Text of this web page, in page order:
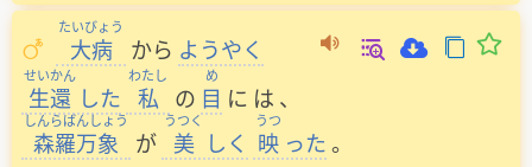
たいびょう
大病 から ようやく
せいかん
生還 した
わたし
私 の
め
目 に は 、
しんらばんしょう
森羅万象 が
うつく
美 しく
うつ
映 った 。